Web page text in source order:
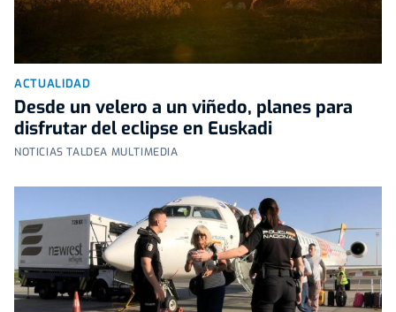
ACTUALIDAD
Desde un velero a un viñedo, planes para
disfrutar del eclipse en Euskadi
NOTICIAS TALDEA MULTIMEDIA